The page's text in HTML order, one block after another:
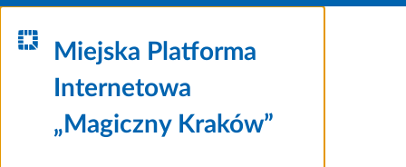
Miejska Platforma
Internetowa
„Magiczny Kraków”